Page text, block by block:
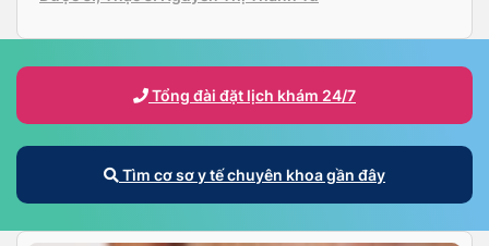
đây của Docosan sẽ tổng hợp các thông tin […]
Tổng đài đặt lịch khám 24/7
Tìm cơ sơ y tế chuyên khoa gần đây